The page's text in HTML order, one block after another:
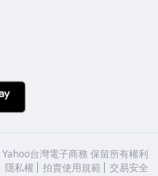
Yahoo台灣電子商務 保留所有權利
隱私權 拍賣使用規範 交易安全